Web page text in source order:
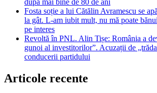
după mai bine de 80 de ani
Fosta soție a lui Cătălin Avramescu se
la gât. L-am iubit mult, nu mă poate
pe interes
Revoltă în PNL. Alin Tișe: România a
gunoi al investitorilor”. Acuzații de
conducerii partidului
Articole recente